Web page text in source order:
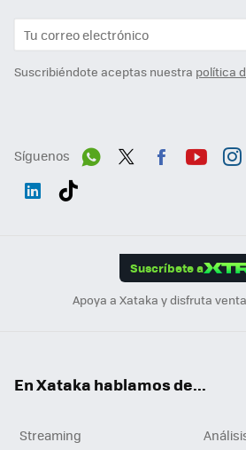
Suscribiéndote aceptas nuestra política
Síguenos
Suscríbete a
Apoya a Xataka y disfruta
En Xataka hablamos de...
Streaming